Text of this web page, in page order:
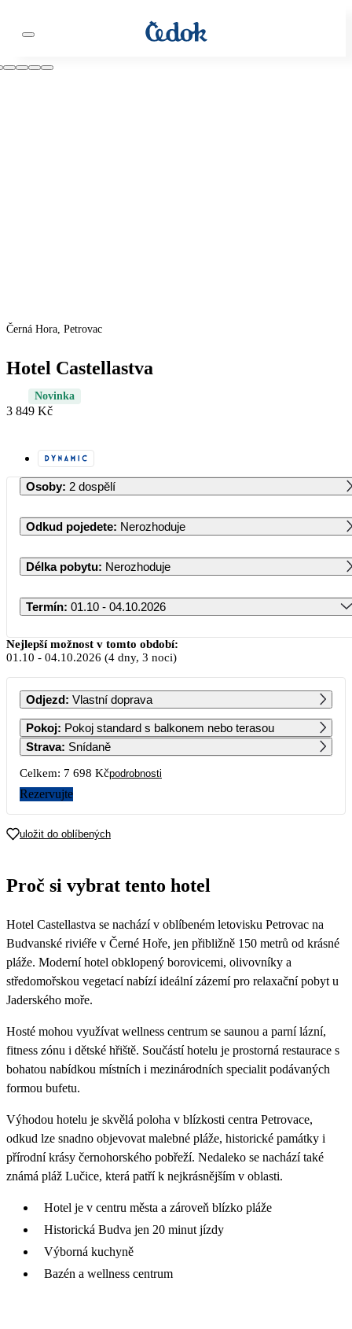
Černá Hora, Petrovac
Hotel Castellastva
Novinka
3 849 Kč
Osoby: 2 dospělí
Odkud pojedete: Nerozhoduje
Délka pobytu: Nerozhoduje
Termín: 01.10 - 04.10.2026
Říjen 2026
PO ÚT ST ČT PÁ SO NE
1
3 849
2
3 849
3
3 849
4
5
3 849
6
3 849
7
3 849
8 9 10 11
12
3 849 3 849 3 849 3 849 3 849 3 849 3 849
19 20
26
3 849
27 28 29
Nejlepší možnost v tomto období:
01.10 - 04.10.2026 (4 dny, 3 noci)
Odjezd: Vlastní doprava
Pokoj:
Pokoj standard s balkonem nebo terasou
Strava: Snídaně
Celkem: 7 698 Kčpodrobnosti
Rezervujte
uložit do oblíbených
Proč si vybrat tento hotel
Hotel Castellastva se nachází v oblíbeném letovisku Petrovac na
Budvanské riviéře v Černé Hoře, jen přibližně 150 metrů od krásné
pláže. Moderní hotel obklopený borovicemi, olivovníky a
středomořskou vegetací nabízí ideální zázemí pro relaxační pobyt u
Jaderského moře.
Hosté mohou využívat wellness centrum se saunou a parní lázní,
fitness zónu i dětské hřiště. Součástí hotelu je prostorná restaurace s
bohatou nabídkou místních i mezinárodních specialit podávaných
formou bufetu.
Výhodou hotelu je skvělá poloha v blízkosti centra Petrovace,
odkud lze snadno objevovat malebné pláže, historické památky i
přírodní krásy černohorského pobřeží. Nedaleko se nachází také
známá pláž Lučice, která patří k nejkrásnějším v oblasti.
Hotel je v centru města a zároveň blízko pláže
Historická Budva jen 20 minut jízdy
Výborná kuchyně
Bazén a wellness centrum